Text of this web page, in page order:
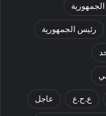
رئيس الجمهورية
ع.ح.ع عاجل